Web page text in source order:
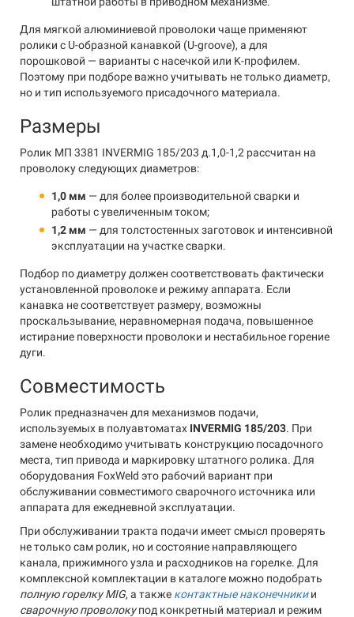
Для мягкой алюминиевой проволоки чаще применяют
ролики с U-образной канавкой (U-groove), а для
порошковой — варианты с насечкой или K-профилем.
Поэтому при подборе важно учитывать не только диаметр,
но и тип используемого присадочного материала.
Размеры
Ролик МП 3381 INVERMIG 185/203 д.1,0-1,2 рассчитан на
проволоку следующих диаметров:
1,0 мм — для более производительной сварки и
работы с увеличенным током;
1,2 мм — для толстостенных заготовок и интенсивной
эксплуатации на участке сварки.
Подбор по диаметру должен соответствовать фактически
установленной проволоке и режиму аппарата. Если
канавка не соответствует размеру, возможны
проскальзывание, неравномерная подача, повышенное
истирание поверхности проволоки и нестабильное горение
дуги.
Совместимость
Ролик предназначен для механизмов подачи,
используемых в полуавтоматах INVERMIG 185/203. При
замене необходимо учитывать конструкцию посадочного
места, тип привода и маркировку штатного ролика. Для
оборудования FoxWeld это рабочий вариант при
обслуживании совместимого сварочного источника или
аппарата для ежедневной эксплуатации.
При обслуживании тракта подачи имеет смысл проверять
не только сам ролик, но и состояние направляющего
канала, прижимного узла и расходников на горелке. Для
комплексной комплектации в каталоге можно подобрать
полную горелку MIG, а также контактные наконечникии
сварочную проволокупод конкретный материал и режим